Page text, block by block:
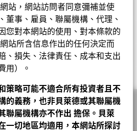
站，網站訪問者同意彌補並使
董事、雇員、聯屬機構、代理、
您對本網站的使用、對本條款的
站所含信息作出的任何決定而
、損失、法律責任、成本和支出
用）。
策略可能不適合所有投資者且不
的義務，也非貝萊德或其聯屬機
聯屬機構亦不作出 擔保。貝萊
一切地區均適用，本網站所探討
沖及投資用途。然而，不會大量用作
工具時可能蒙受損失。
於短期內反覆，投資者或有可能損失
投資決定。投資者應參閱基金章程及
素等詳情。
派息
0.008500
0.008500
0.008500
0.006000
其他
0.32%
包括
0.32%
分配
UCITS
其他股債混合
2.34
3.17 yrs
4.07
0.82%
比重(%)
ETF USD
16.55
BOND UCI EUR
12.79
ETF USD ACC
11.60
6.94
包括基金購入證券的交易和結算日時
場風險及／或風險管理而利用若干金融
。
淨值 變動 變動(%)
資產淨值截至
10.21
11.17 0.01 0.09
2026年8月7日
10.00 0.01 0.10
2026年8月7日
10.90 0.01 0.09
2026年8月7日
Gallagher
整合
元均衡基金 A6 對沖股份 澳元 基